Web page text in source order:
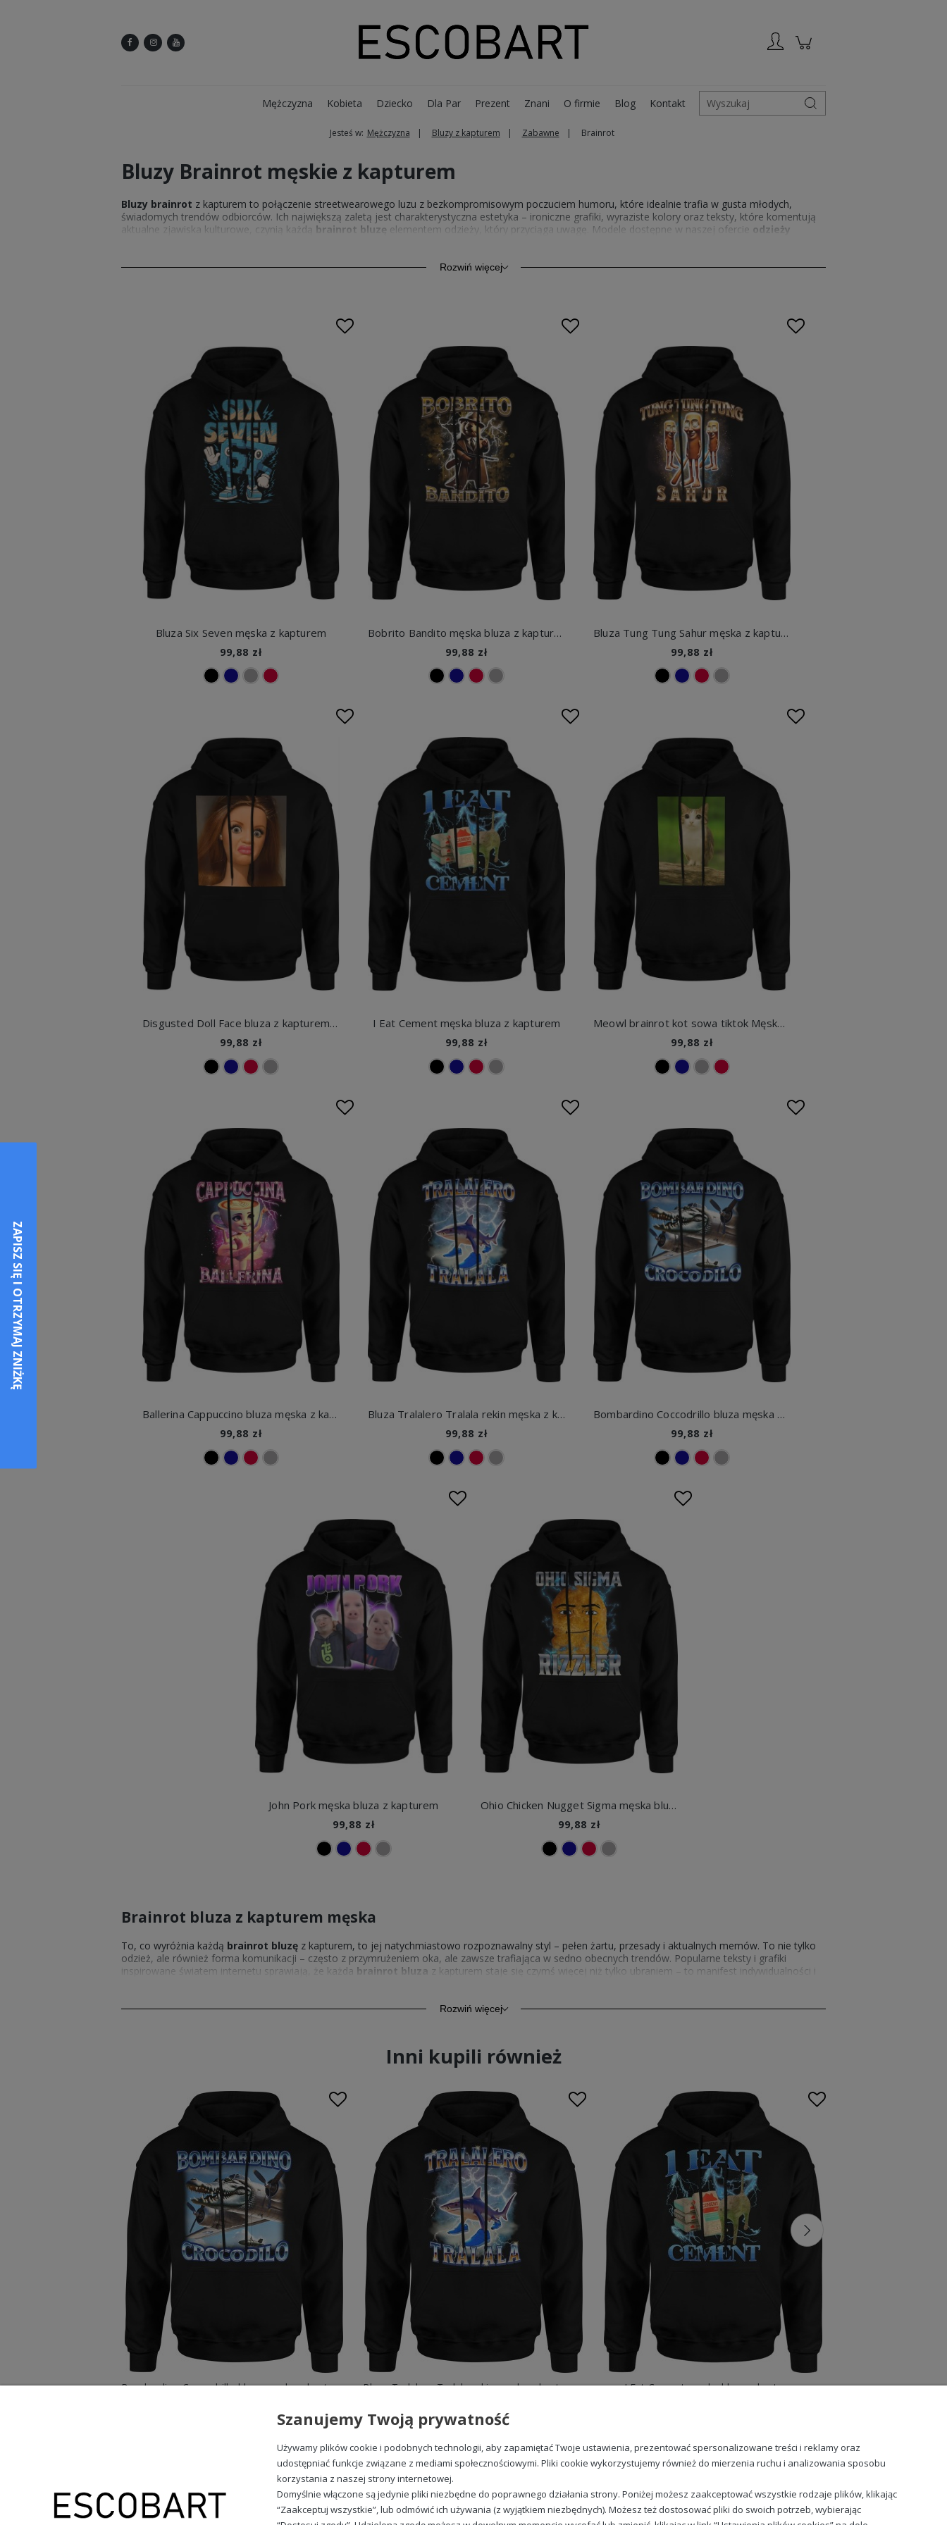
Mężczyzna Kobieta Dziecko Dla Par Prezent Znani O firmie Blog Kontakt Wyszukaj
Jesteś w: Mężczyzna Bluzy z kapturem Zabawne Brainrot
Bluzy Brainrot męskie z kapturem
Bluzy brainrot z kapturem to połączenie streetwearowego luzu z bezkompromisowym poczuciem humoru, które idealnie trafia w gusta młodych,
świadomych trendów odbiorców. Ich największą zaletą jest charakterystyczna estetyka – ironiczne grafiki, wyraziste kolory oraz teksty, które komentują
aktualne zjawiska kulturowe, czynią każdą brainrot bluzę elementem odzieży, który przyciąga uwagę. Modele dostępne w naszej ofercie odzieży
uzupełniają casualowy look.
Rozwiń więcej
Bluza Six Seven męska z kapturem
99,88 zł
Bobrito Bandito męska bluza z kapturem
99,88 zł
Bluza Tung Tung Sahur męska z kapturem
99,88 zł
Disgusted Doll Face bluza z kapturem męska
99,88 zł
I Eat Cement męska bluza z kapturem
99,88 zł
Meowl brainrot kot sowa tiktok Męska bluza z kapturem
99,88 zł
Ballerina Cappuccino bluza męska z kapturem
99,88 zł
Bluza Tralalero Tralala rekin męska z kapturem
99,88 zł
Bombardino Coccodrillo bluza męska z kapturem
99,88 zł
John Pork męska bluza z kapturem
99,88 zł
Ohio Chicken Nugget Sigma męska bluza z kapturem
99,88 zł
Brainrot bluza z kapturem męska
To, co wyróżnia każdą brainrot bluzę z kapturem, to jej natychmiastowo rozpoznawalny styl – pełen żartu, przesady i aktualnych memów. To nie tylko
odzież, ale również forma komunikacji – często z przymrużeniem oka, ale zawsze trafiająca w sedno obecnych trendów. Popularne teksty i grafiki
inspirowane światem internetu sprawiają, że każda brainrot bluza z kapturem staje się czymś więcej niż tylko ubraniem – to manifest indywidualności i
brainrot męskie, które również bazują na błyskotliwych tekstach i graficznych żartach.
Rozwiń więcej
Inni kupili również
Bombardino Coccodrillo bluza męska z kapturem
Bluza Tralalero Tralala rekin męska z kapturem
I Eat Cement męska bluza z kapturem
Wysyłka i dostawa
REGULAMINY
Regulamin
Sprawdź nasze social media
Szanujemy Twoją prywatność
Używamy plików cookie i podobnych technologii, aby zapamiętać Twoje ustawienia, prezentować spersonalizowane treści i reklamy oraz
udostępniać funkcje związane z mediami społecznościowymi. Pliki cookie wykorzystujemy również do mierzenia ruchu i analizowania sposobu
korzystania z naszej strony internetowej.
Domyślnie włączone są jedynie pliki niezbędne do poprawnego działania strony. Poniżej możesz zaakceptować wszystkie rodzaje plików, klikając
“Zaakceptuj wszystkie”, lub odmówić ich używania (z wyjątkiem niezbędnych). Możesz też dostosować pliki do swoich potrzeb, wybierając